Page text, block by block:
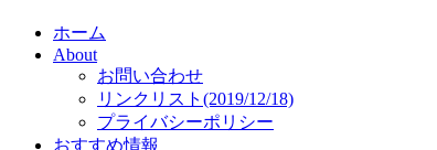
ホーム
About
お問い合わせ
リンクリスト(2019/12/18)
プライバシーポリシー
おすすめ情報